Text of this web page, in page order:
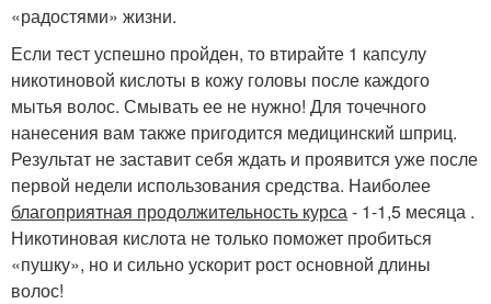
«радостями» жизни.
Если тест успешно пройден, то втирайте 1 капсулу
никотиновой кислоты в кожу головы после каждого
мытья волос. Смывать ее не нужно! Для точечного
нанесения вам также пригодится медицинский шприц.
Результат не заставит себя ждать и проявится уже после
первой недели использования средства. Наиболее
благоприятная продолжительность курса- 1-1,5 месяца .
Никотиновая кислота не только поможет пробиться
«пушку», но и сильно ускорит рост основной длины
волос!